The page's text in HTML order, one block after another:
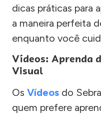
dicas práticas para
a maneira perfeita
enquanto você
Vídeos: Aprenda
Visual
Os Vídeos do
quem prefere